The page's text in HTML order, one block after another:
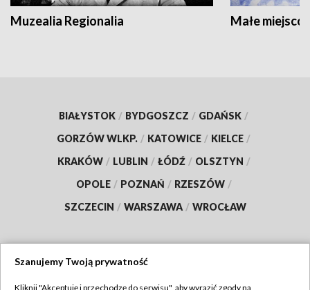
Muzealia Regionalia Małe
BIAŁYSTOK / BYDGOSZCZ / GDAŃSK /
GORZÓW WLKP. / KATOWICE / KIELCE /
KRAKÓW / LUBLIN / ŁÓDŹ / OLSZTYN /
OPOLE / POZNAŃ / RZESZÓW /
SZCZECIN / WARSZAWA / WROCŁAW
Szanujemy Twoją prywatność
Kliknij "Akceptuję i przechodzę do serwisu", aby wyrazić zgody na